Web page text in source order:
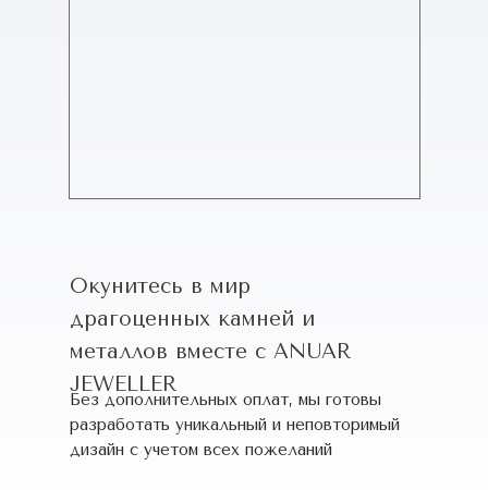
Окунитесь в мир
драгоценных камней и
металлов вместе с ANUAR
JEWELLER
Без дополнительных оплат, мы готовы
разработать уникальный и неповторимый
дизайн c учетом всех пожеланий